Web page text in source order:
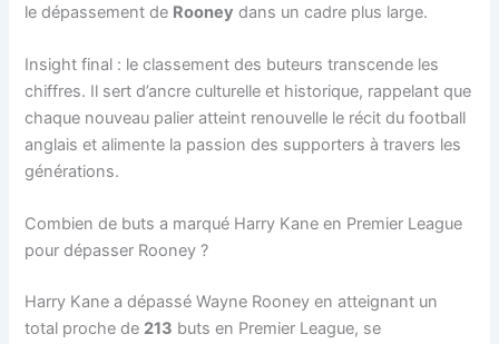
le dépassement de Rooney dans un cadre plus large.
Insight final : le classement des buteurs transcende les
chiffres. Il sert d’ancre culturelle et historique, rappelant que
chaque nouveau palier atteint renouvelle le récit du football
anglais et alimente la passion des supporters à travers les
générations.
Combien de buts a marqué Harry Kane en Premier League
pour dépasser Rooney ?
Harry Kane a dépassé Wayne Rooney en atteignant un
total proche de 213 buts en Premier League, se